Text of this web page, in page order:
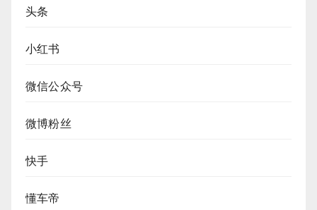
头条
小红书
微信公众号
微博粉丝
快手
懂车帝